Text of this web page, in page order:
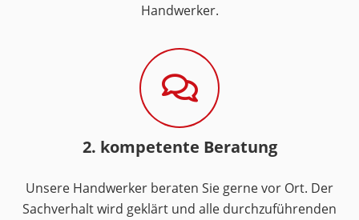
Handwerker.
2. kompetente Beratung
Unsere Handwerker beraten Sie gerne vor Ort. Der
Sachverhalt wird geklärt und alle durchzuführenden